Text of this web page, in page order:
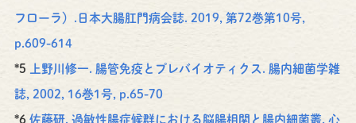
フローラ）.日本大腸肛門病会誌. 2019, 第72巻第10号,
p.609-614
*5 上野川修一. 腸管免疫とプレバイオティクス. 腸内細菌学雑
誌, 2002, 16巻1号, p.65-70
*6 佐藤研. 過敏性腸症候群における脳腸相関と腸内細菌叢. 心